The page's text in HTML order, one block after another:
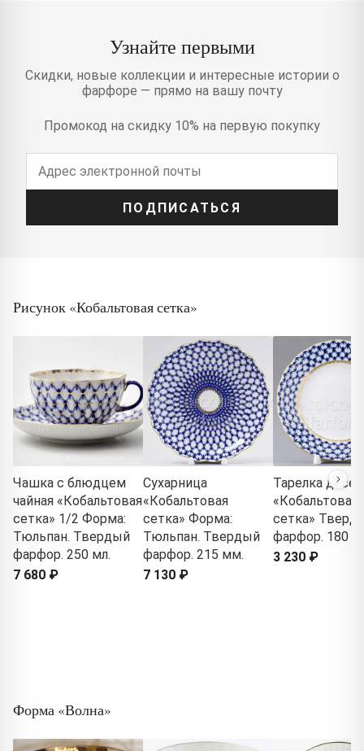
Узнайте первыми
Скидки, новые коллекции и интересные истории о
фарфоре — прямо на вашу почту
Промокод на скидку 10% на первую покупку
ПОДПИСАТЬСЯ
Рисунок «Кобальтовая сетка»
Чашка с блюдцем
чайная «Кобальтовая
сетка» 1/2 Форма:
Тюльпан. Твердый
фарфор. 250 мл.
7 680 ₽
Сухарница
«Кобальтовая
сетка» Форма:
Тюльпан. Твердый
фарфор. 215 мм.
7 130 ₽
Тарелка
«Кобальтовая
сетка»
фарфор. 180
3 230 ₽
Форма «Волна»